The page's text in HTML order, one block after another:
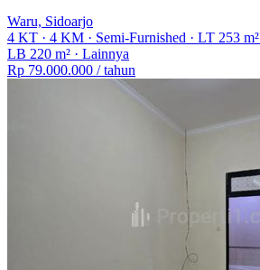
Waru, Sidoarjo
4 KT · 4 KM · Semi-Furnished · LT 253 m²
LB 220 m² · Lainnya
Rp 79.000.000 / tahun